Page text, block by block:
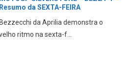
MOTOGP SILVRSTONE – Pré-GP
OnBoard